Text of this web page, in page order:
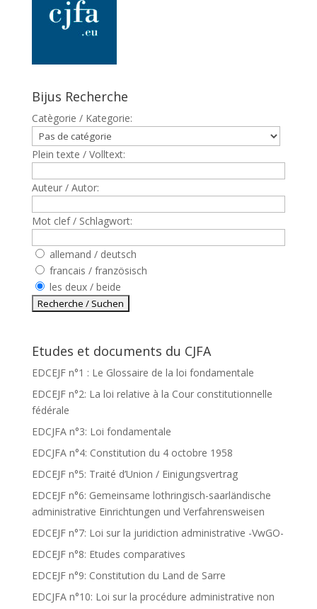
Bijus Recherche
Catègorie / Kategorie:
Plein texte / Volltext:
Auteur / Autor:
Mot clef / Schlagwort:
allemand / deutsch
francais / französisch
les deux / beide
Etudes et documents du CJFA
EDCEJF n°1 : Le Glossaire de la loi fondamentale
EDCEJF n°2: La loi relative à la Cour constitutionnelle
fédérale
EDCJFA n°3: Loi fondamentale
EDCJFA n°4: Constitution du 4 octobre 1958
EDCEJF n°5: Traité d’Union / Einigungsvertrag
EDCEJF n°6: Gemeinsame lothringisch-saarländische
administrative Einrichtungen und Verfahrensweisen
EDCEJF n°7: Loi sur la juridiction administrative -VwGO-
EDCEJF n°8: Etudes comparatives
EDCEJF n°9: Constitution du Land de Sarre
EDCJFA n°10: Loi sur la procédure administrative non